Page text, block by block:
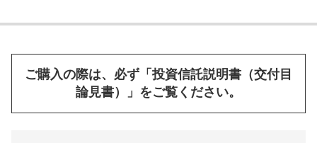
ご購入の際は、必ず「投資信託説明書（交付目
論見書）」をご覧ください。